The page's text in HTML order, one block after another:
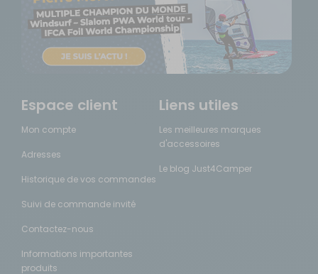
Espace client
Mon compte
Adresses
Historique de vos commandes
Suivi de commande invité
Contactez-nous
Informations importantes
produits
Liens utiles
Les meilleures marques
d'accessoires
Le blog Just4Camper